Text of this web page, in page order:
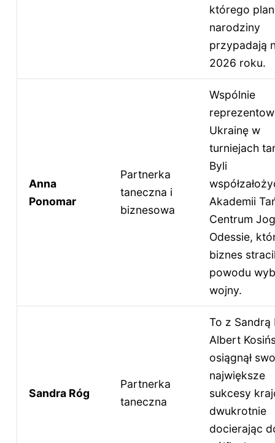
którego
narodziny
przypadają
2026 roku.
Anna
Ponomar
Partnerka
taneczna i
biznesowa
Wspólnie
Ukrainę w
turniejach
Byli
Akademii
Centrum
Odessie,
biznes
powodu
wojny.
Sandra Róg
Partnerka
taneczna
To z Sandrą
Albert
osiągnął
największe
sukcesy
dwukrotnie
docierając